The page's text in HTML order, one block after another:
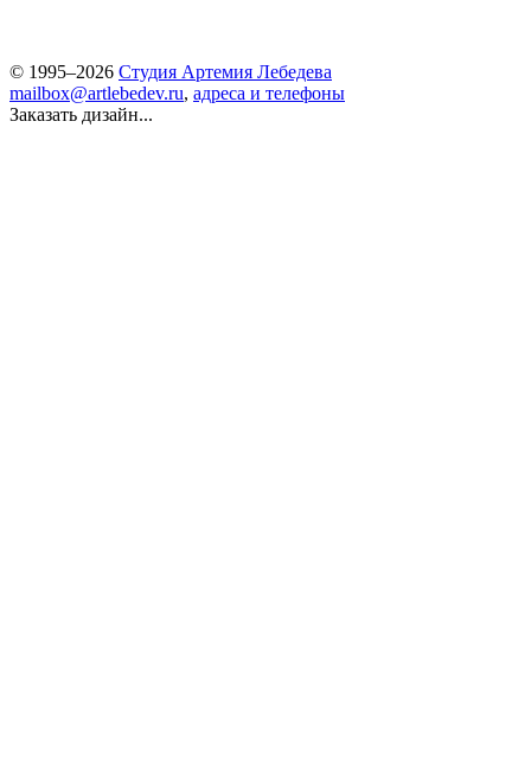
© 1995–2026 Студия Артемия Лебедева
mailbox@artlebedev.ru, адреса и телефоны
Заказать дизайн...